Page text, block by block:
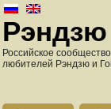
Рэндзю
Российское сообщество
любителей Рэндзю и